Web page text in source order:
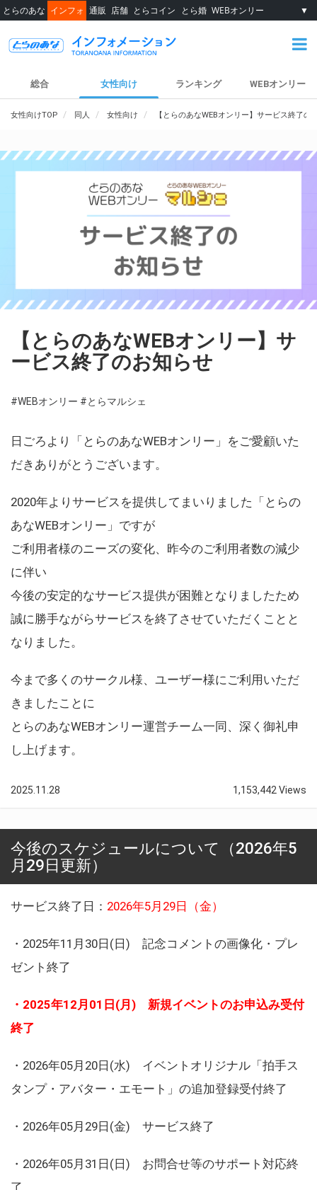
とらのあな インフォ 通販 店舗 とらコイン とら婚 WEBオンリー ▼
総合 女性向け ランキング WEBオンリー
女性向けTOP 同人 女性向け 【とらのあなWEBオンリー】サービス終了の
【とらのあなWEBオンリー】サ
ービス終了のお知らせ
#WEBオンリー #とらマルシェ
日ごろより「とらのあなWEBオンリー」をご愛顧いた
だきありがとうございます。
2020年よりサービスを提供してまいりました「とらの
あなWEBオンリー」ですが
ご利用者様のニーズの変化、昨今のご利用者数の減少
に伴い
今後の安定的なサービス提供が困難となりましたため
誠に勝手ながらサービスを終了させていただくことと
なりました。
今まで多くのサークル様、ユーザー様にご利用いただ
きましたことに
とらのあなWEBオンリー運営チーム一同、深く御礼申
し上げます。
2025.11.28 1,153,442 Views
今後のスケジュールについて（2026年5
月29日更新）
サービス終了日： 2026年5月29日（金）
・2025年11月30日(日) 記念コメントの画像化・プレ
ゼント終了
・2025年12月01日(月) 新規イベントのお申込み受付
終了
・2026年05月20日(水) イベントオリジナル「拍手ス
タンプ・アバター・エモート」の追加登録受付終了
・2026年05月29日(金) サービス終了
・2026年05月31日(日) お問合せ等のサポート対応終
了